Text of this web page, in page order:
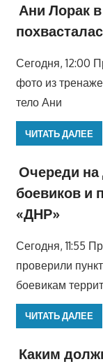
Ани Лорак
Сегодня, 12:00
фото из
тело Ани
ЧИТАТЬ ДАЛЕЕ
Очереди на
боевиков и
«ДНР»
Сегодня, 11:55
проверили
боевикам
ЧИТАТЬ ДАЛЕЕ
Каким